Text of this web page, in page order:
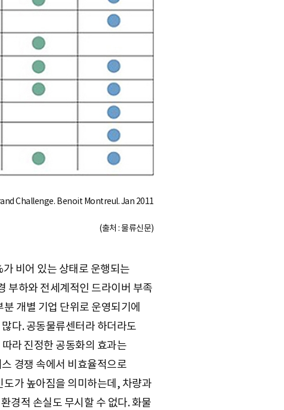
Challenge. Benoit Montreul. Jan 2011
(출처 : 물류신문)
비어 있는 상태로 운행되는
부하와 전세계적인 드라이버 부족
개별 기업 단위로 운영되기에
다. 공동물류센터라 하더라도
라 진정한 공동화의 효과는
경쟁 속에서 비효율적으로
가 높아짐을 의미하는데, 차량과
경적 손실도 무시할 수 없다. 화물